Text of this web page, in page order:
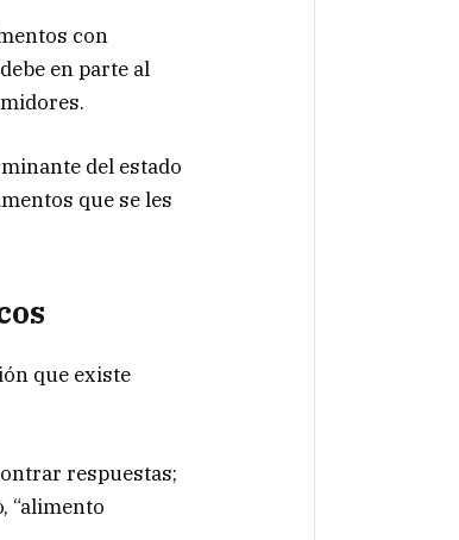
con
en parte al
del estado
que se les
que existe
respuestas;
“alimento